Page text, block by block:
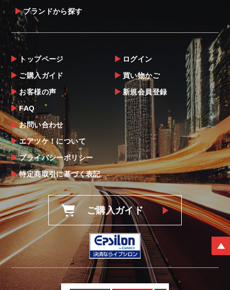
ブランドから探す
トップページ
ご購入ガイド
お客様の声
FAQ
お問い合わせ
エアツケ！について
プライバシーポリシー
特定商取引に基づく表記
ログイン
買い物かご
新規会員登録
ご購入ガイド